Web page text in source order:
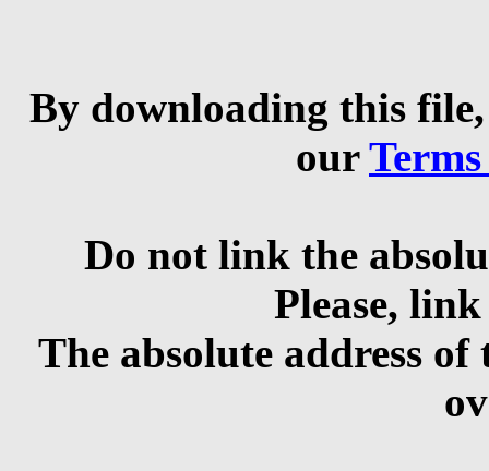
By downloading this
our
Do not link the
Please,
The absolute address